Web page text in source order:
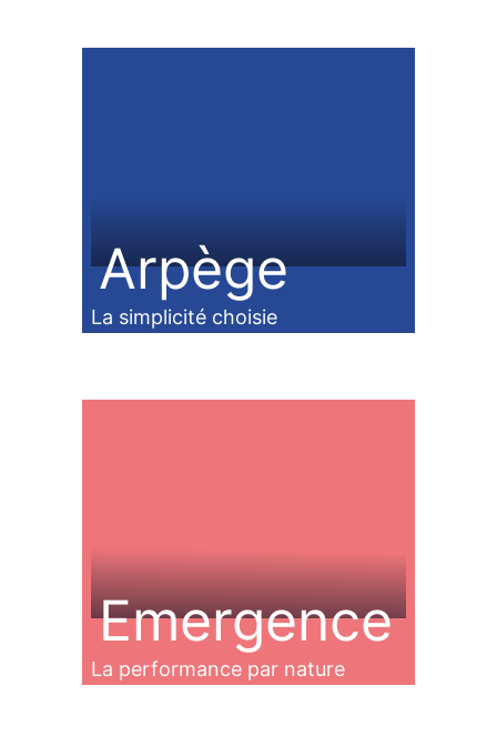
Arpège
La simplicité choisie
Emergence
La performance par nature